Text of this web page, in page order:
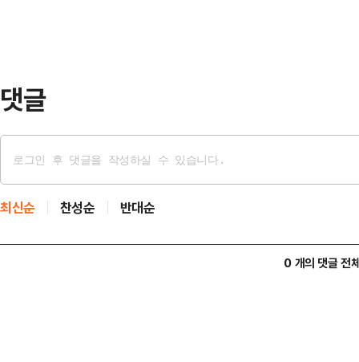
댓글
최신순 찬성순 반대순
0 개의 댓글 전